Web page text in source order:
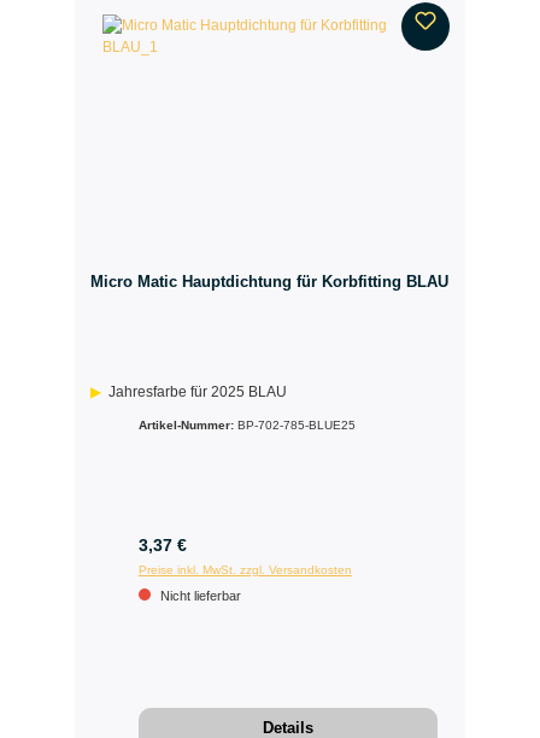
Micro Matic Hauptdichtung für Korbfitting BLAU
Jahresfarbe für 2025 BLAU
Artikel-Nummer: BP-702-785-BLUE25
3,37 €
Preise inkl. MwSt. zzgl. Versandkosten
Nicht lieferbar
Details